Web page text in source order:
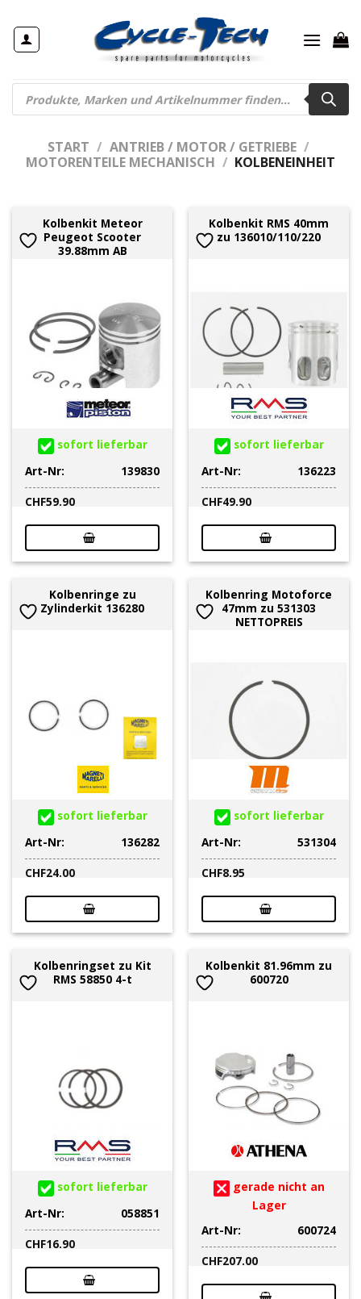
Inhalt
springen
Products
search
START / ANTRIEB / MOTOR / GETRIEBE /
MOTORENTEILE MECHANISCH / KOLBENEINHEIT
Kolbenkit Meteor
Peugeot Scooter
39.88mm AB
sofort lieferbar
Art-Nr:
139830
CHF59.90
Kolbenkit RMS 40mm
zu 136010/110/220
sofort lieferbar
Art-Nr:
136223
CHF49.90
Kolbenringe zu
Zylinderkit 136280
sofort lieferbar
Art-Nr:
136282
CHF24.00
Kolbenring Motoforce
47mm zu 531303
NETTOPREIS
sofort lieferbar
Art-Nr:
531304
CHF8.95
Kolbenringset zu Kit
RMS 58850 4-t
sofort lieferbar
Art-Nr:
058851
CHF16.90
Kolbenkit 81.96mm zu
600720
gerade nicht an
Lager
Art-Nr:
600724
CHF207.00